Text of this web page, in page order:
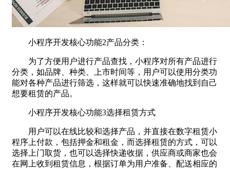
小程序开发核心功能2产品分类：
为了方便用户进行产品查找，小程序对所有产品进行
分类，如品牌、种类、上市时间等，用户可以使用分类功
能对各种产品进行筛选，这样就可以快速准确地找到自己
想要租赁的产品。
小程序开发核心功能3选择租赁方式
用户可以在线比较和选择产品，并直接在数字租赁小
程序上付款，包括押金和租金，而选择租赁的方式，可以
选择上门取货，也可以选择快递收据，供应商或商家也会
在网上收到租赁信息，根据订单为用户准备、配送相应的